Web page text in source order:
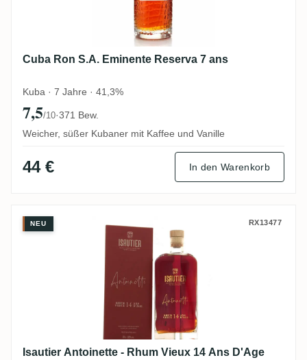
Cuba Ron S.A. Eminente Reserva 7 ans
Kuba · 7 Jahre · 41,3%
7,5/10·371 Bew.
Weicher, süßer Kubaner mit Kaffee und Vanille
44 € In den Warenkorb
Isautier Antoinette - Rhum Vieux 14 Ans
NEU RX13477
Isautier Antoinette - Rhum Vieux 14 Ans D'Age